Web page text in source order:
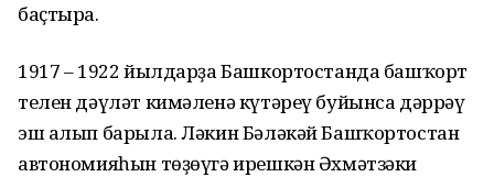
баҫтыра.
1917 – 1922 йылдарҙа Башкортостанда башҡорт
телен дәүләт кимәленә күтәреү буйынса дәррәү
эш алып барыла. Ләкин Бәләкәй Башҡортостан
автономияһын төҙөүгә ирешкән Әхмәтзәки